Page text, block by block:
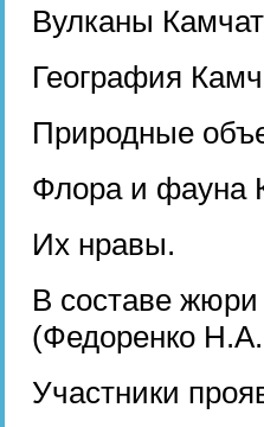
Вулканы
География
Природные
Флора и фауна
Их нравы.
В составе жюри
(Федоренко
Участники